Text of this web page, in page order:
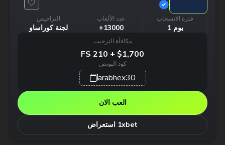
مكافأة الترحيب
$1,700 + 210 FS
كود البونص
arabhex30
فترة الانسحاب
يوم 1
عدد الألعاب
13000+
التراخيص
لجنة كوراساو
العب الان
1xbet استعراض